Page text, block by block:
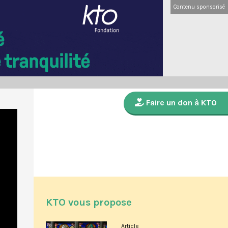
Contenu sponsorisé
Faire un don à KTO
KTO vous propose
Article